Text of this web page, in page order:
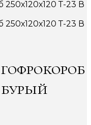
бурый